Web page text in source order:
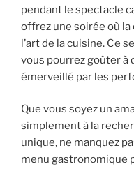
pendant le spectacle
offrez une soirée où
l’art de la cuisine. Ce
vous pourrez goûter à
émerveillé par les
Que vous soyez un
simplement à la
unique, ne manquez
menu gastronomique